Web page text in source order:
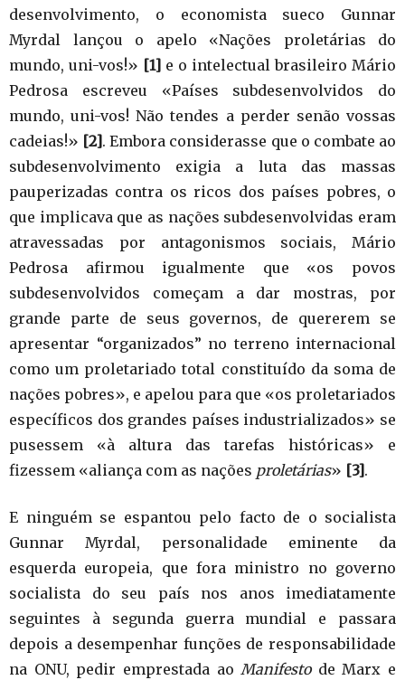
desenvolvimento, o economista sueco Gunnar
Myrdal lançou o apelo «Nações proletárias do
mundo, uni-vos!» [1] e o intelectual brasileiro Mário
Pedrosa escreveu «Países subdesenvolvidos do
mundo, uni-vos! Não tendes a perder senão vossas
cadeias!» [2] . Embora considerasse que o combate ao
subdesenvolvimento exigia a luta das massas
pauperizadas contra os ricos dos países pobres, o
que implicava que as nações subdesenvolvidas eram
atravessadas por antagonismos sociais, Mário
Pedrosa afirmou igualmente que «os povos
subdesenvolvidos começam a dar mostras, por
grande parte de seus governos, de quererem se
apresentar “organizados” no terreno internacional
como um proletariado total constituído da soma de
nações pobres», e apelou para que «os proletariados
específicos dos grandes países industrializados» se
pusessem «à altura das tarefas históricas» e
fizessem «aliança com as nações proletárias» [3] .
E ninguém se espantou pelo facto de o socialista
Gunnar Myrdal, personalidade eminente da
esquerda europeia, que fora ministro no governo
socialista do seu país nos anos imediatamente
seguintes à segunda guerra mundial e passara
depois a desempenhar funções de responsabilidade
na ONU, pedir emprestada aoManifestode Marx e